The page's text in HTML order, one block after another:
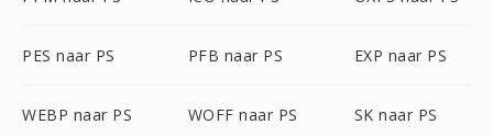
PES naar PS PFB naar PS EXP naar PS
WEBP naar PS WOFF naar PS SK naar PS